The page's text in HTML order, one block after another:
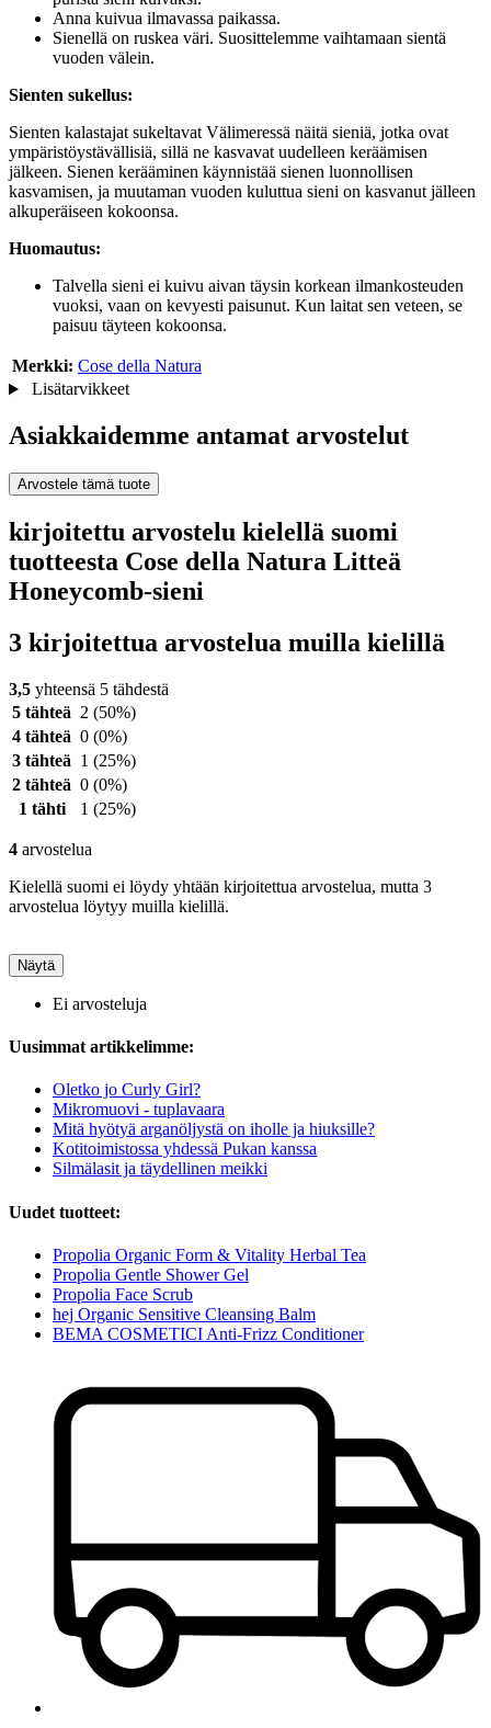
Anna kuivua ilmavassa paikassa.
Sienellä on ruskea väri. Suosittelemme vaihtamaan sientä
vuoden välein.
Sienten sukellus:
Sienten kalastajat sukeltavat Välimeressä näitä sieniä, jotka ovat
ympäristöystävällisiä, sillä ne kasvavat uudelleen keräämisen
jälkeen. Sienen kerääminen käynnistää sienen luonnollisen
kasvamisen, ja muutaman vuoden kuluttua sieni on kasvanut jälleen
alkuperäiseen kokoonsa.
Huomautus:
Talvella sieni ei kuivu aivan täysin korkean ilmankosteuden
vuoksi, vaan on kevyesti paisunut. Kun laitat sen veteen, se
paisuu täyteen kokoonsa.
Merkki: Cose della Natura
Lisätarvikkeet
Asiakkaidemme antamat arvostelut
Arvostele tämä tuote
kirjoitettu arvostelu kielellä suomi
tuotteesta Cose della Natura Litteä
Honeycomb-sieni
3 kirjoitettua arvostelua muilla kielillä
3,5 yhteensä 5 tähdestä
5 tähteä 2 (50%)
4 tähteä 0 (0%)
3 tähteä 1 (25%)
2 tähteä 0 (0%)
1 tähti
1 (25%)
4 arvostelua
Kielellä suomi ei löydy yhtään kirjoitettua arvostelua, mutta 3
arvostelua löytyy muilla kielillä.
Näytä
Ei arvosteluja
Uusimmat artikkelimme:
Oletko jo Curly Girl?
Mikromuovi - tuplavaara
Mitä hyötyä arganöljystä on iholle ja hiuksille?
Kotitoimistossa yhdessä Pukan kanssa
Silmälasit ja täydellinen meikki
Uudet tuotteet:
Propolia Organic Form & Vitality Herbal Tea
Propolia Gentle Shower Gel
Propolia Face Scrub
hej Organic Sensitive Cleansing Balm
BEMA COSMETICI Anti-Frizz Conditioner